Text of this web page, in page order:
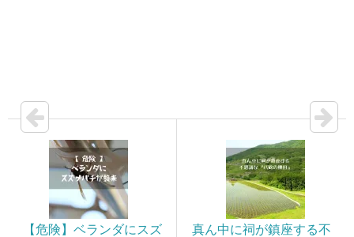
【危険】ベランダにスズ
真ん中に祠が鎮座する不